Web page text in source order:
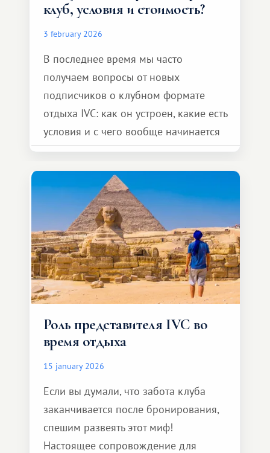
клуб, условия и стоимость?
3 february 2026
В последнее время мы часто
получаем вопросы от новых
подписчиков о клубном формате
отдыха IVC: как он устроен, какие есть
условия и с чего вообще начинается
знакомство с клубом. Поэтому
решили подробно и прозрачно
рассказать, как это работает
на практике.
Роль представителя IVC во
время отдыха
15 january 2026
Если вы думали, что забота клуба
заканчивается после бронирования,
спешим развеять этот миф!
Настоящее сопровождение для